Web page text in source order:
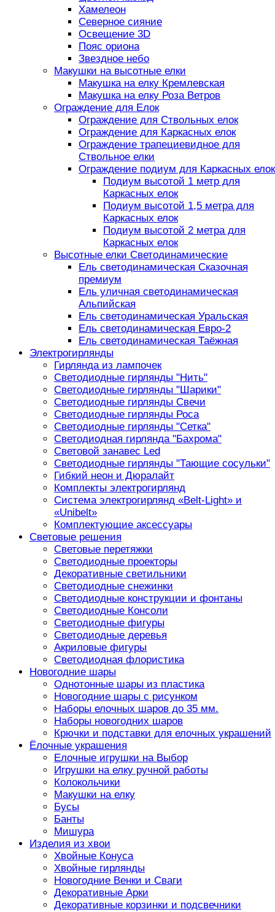
Хамелеон
Северное сияние
Освещение 3D
Пояс ориона
Звездное небо
Макушки на высотные елки
Макушка на елку Кремлевская
Макушка на елку Роза Ветров
Ограждение для Елок
Ограждение для Ствольных елок
Ограждение для Каркасных елок
Ограждение трапециевидное для
Ствольное елки
Ограждение подиум для Каркасных елок
Подиум высотой 1 метр для
Каркасных елок
Подиум высотой 1,5 метра для
Каркасных елок
Подиум высотой 2 метра для
Каркасных елок
Высотные елки Светодинамические
Ель светодинамическая Сказочная
премиум
Ель уличная светодинамическая
Альпийская
Ель светодинамическая Уральская
Ель светодинамическая Евро-2
Ель светодинамическая Таёжная
Электрогирлянды
Гирлянда из лампочек
Светодиодные гирлянды "Нить"
Светодиодные гирлянды "Шарики"
Светодиодные гирлянды Свечи
Светодиодные гирлянды Роса
Светодиодные гирлянды "Сетка"
Светодиодная гирлянда "Бахрома"
Световой занавес Led
Светодиодные гирлянды "Тающие сосульки"
Гибкий неон и Дюралайт
Комплекты электрогирлянд
Система электрогирлянд «Belt-Light» и
«Unibelt»
Комплектующие аксессуары
Световые решения
Световые перетяжки
Светодиодные проекторы
Декоративные светильники
Светодиодные снежинки
Светодиодные конструкции и фонтаны
Светодиодные Консоли
Светодиодные фигуры
Светодиодные деревья
Акриловые фигуры
Светодиодная флористика
Новогодние шары
Однотонные шары из пластика
Новогодние шары с рисунком
Наборы елочных шаров до 35 мм.
Наборы новогодних шаров
Крючки и подставки для елочных украшений
Ёлочные украшения
Елочные игрушки на Выбор
Игрушки на елку ручной работы
Колокольчики
Макушки на елку
Бусы
Банты
Мишура
Изделия из хвои
Хвойные Конуса
Хвойные гирлянды
Новогодние Венки и Сваги
Декоративные Арки
Декоративные корзинки и подсвечники